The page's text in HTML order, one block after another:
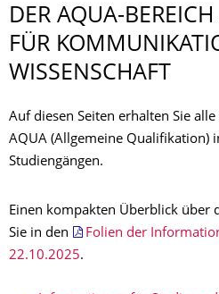
DER AQUA-
FÜR
WISSENSCHAFT
Auf diesen Seiten erhalten Sie
AQUA (Allgemeine Qualifikation)
Studiengängen.
Einen kompakten Überblick über
Sie in den
Folien der
22.10.2025.